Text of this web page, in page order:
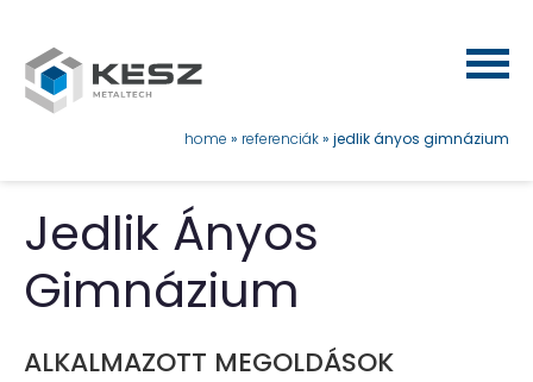
tartalomra
home referenciák jedlik ányos gimnázium
Jedlik Ányos
Gimnázium
ALKALMAZOTT MEGOLDÁSOK